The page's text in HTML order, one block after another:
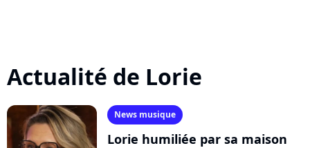
Actualité de Lorie
News musique
Lorie humiliée par sa maison